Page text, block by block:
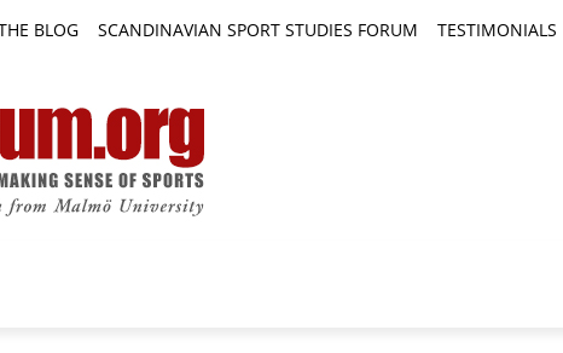
BLOG SCANDINAVIAN SPORT STUDIES FORUM TESTIMONIALS